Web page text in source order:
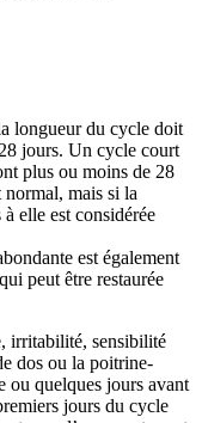
longueur du cycle doit
jours. Un cycle court
plus ou moins de 28
mais si la
elle est considérée
est également
peut être restaurée
irritabilité, sensibilité
dos ou la poitrine-
ou quelques jours avant
jours du cycle